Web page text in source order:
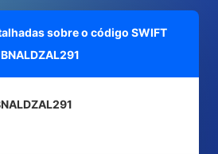
sobre o código SWIFT
BNALDZAL291